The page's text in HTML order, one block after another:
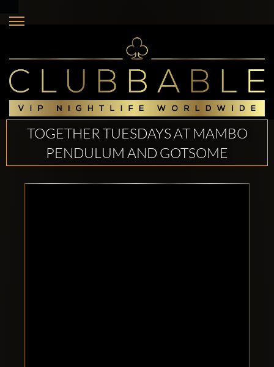
TOGETHER TUESDAYS AT MAMBO
PENDULUM AND GOTSOME